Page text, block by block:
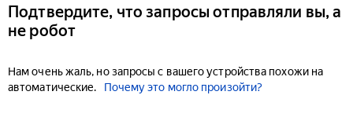
Подтвердите, что запросы отправляли вы, а
не робот
Нам очень жаль, но запросы с вашего устройства похожи на
автоматические.
Почему это могло произойти?